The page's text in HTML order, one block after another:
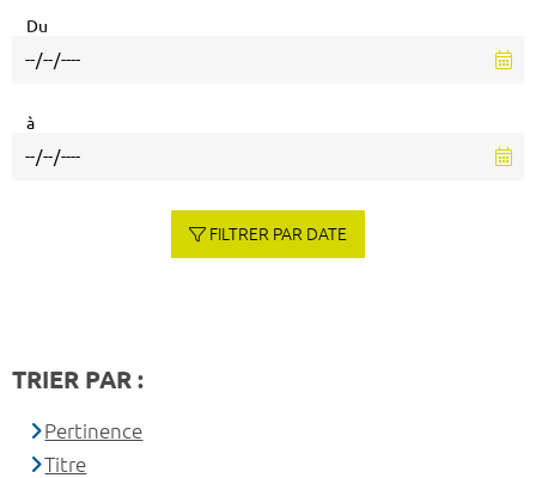
Du
à
FILTRER PAR DATE
TRIER PAR :
Pertinence
Titre